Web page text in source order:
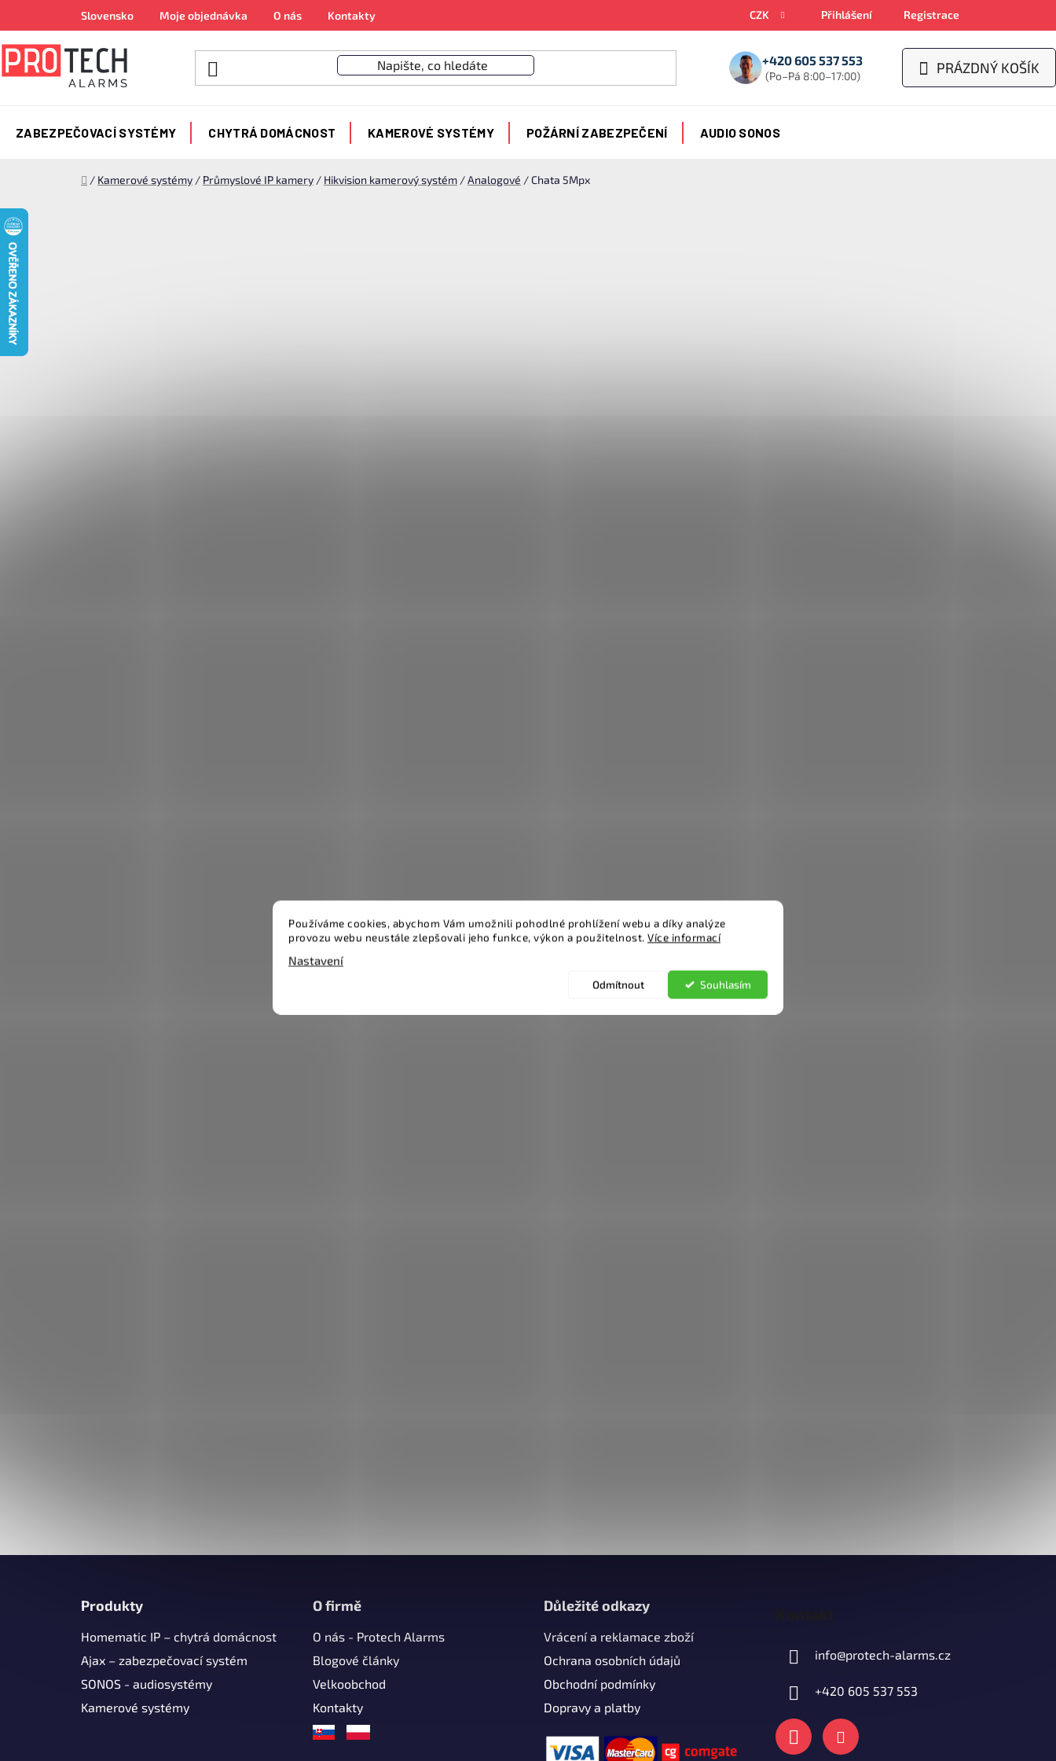
Používáme cookies, abychom Vám umožnili pohodlné prohlížení webu a díky analýze
provozu webu neustále zlepšovali jeho funkce, výkon a použitelnost. Více informací
Nastavení
Odmítnout Souhlasím
obsah
Slovensko Moje objednávka O nás Kontakty CZK Přihlášení Registrace
+420 605 537 553
(Po–Pá 8:00–17:00)
NÁKUPNÍ
PRÁZDNÝ KOŠÍK
ZABEZPEČOVACÍ SYSTÉMY CHYTRÁ DOMÁCNOST KAMEROVÉ SYSTÉMY POŽÁRNÍ ZABEZPEČENÍ AUDIO SONOS
Domů
/ Kamerové systémy / Průmyslové IP kamery / Hikvision kamerový systém /Analogové /Chata 5Mpx
Produkty
Homematic IP – chytrá domácnost
Ajax – zabezpečovací systém
SONOS - audiosystémy
Kamerové systémy
O firmě
O nás - Protech Alarms
Blogové články
Velkoobchod
Kontakty
Důležité odkazy
Vrácení a reklamace zboží
Ochrana osobních údajů
Obchodní podmínky
Dopravy a platby
info@protech-alarms.cz
+420 605 537 553